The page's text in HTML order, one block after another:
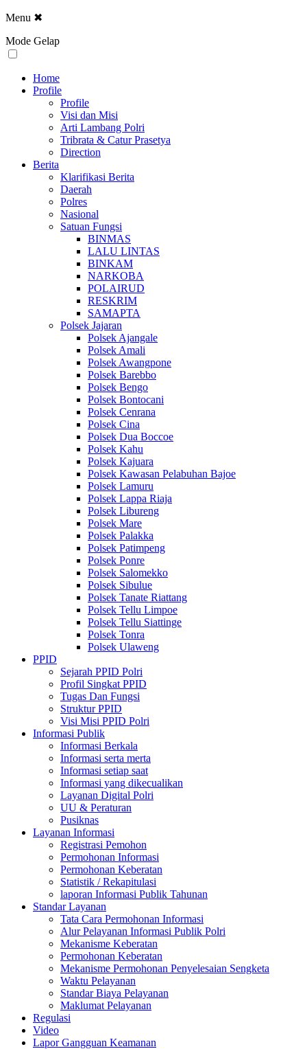
Menu ✖
Mode Gelap
Home
Profile
Profile
Visi dan Misi
Arti Lambang Polri
Tribrata & Catur Prasetya
Direction
Berita
Klarifikasi Berita
Daerah
Polres
Nasional
Satuan Fungsi
BINMAS
LALU LINTAS
BINKAM
NARKOBA
POLAIRUD
RESKRIM
SAMAPTA
Polsek Jajaran
Polsek Ajangale
Polsek Amali
Polsek Awangpone
Polsek Barebbo
Polsek Bengo
Polsek Bontocani
Polsek Cenrana
Polsek Cina
Polsek Dua Boccoe
Polsek Kahu
Polsek Kajuara
Polsek Kawasan Pelabuhan Bajoe
Polsek Lamuru
Polsek Lappa Riaja
Polsek Libureng
Polsek Mare
Polsek Palakka
Polsek Patimpeng
Polsek Ponre
Polsek Salomekko
Polsek Sibulue
Polsek Tanate Riattang
Polsek Tellu Limpoe
Polsek Tellu Siattinge
Polsek Tonra
Polsek Ulaweng
PPID
Sejarah PPID Polri
Profil Singkat PPID
Tugas Dan Fungsi
Struktur PPID
Visi Misi PPID Polri
Informasi Publik
Informasi Berkala
Informasi serta merta
Informasi setiap saat
Informasi yang dikecualikan
Layanan Digital Polri
UU & Peraturan
Pusiknas
Layanan Informasi
Registrasi Pemohon
Permohonan Informasi
Permohonan Keberatan
Statistik / Rekapitulasi
laporan Informasi Publik Tahunan
Standar Layanan
Tata Cara Permohonan Informasi
Alur Pelayanan Informasi Publik Polri
Mekanisme Keberatan
Permohonan Keberatan
Mekanisme Permohonan Penyelesaian Sengketa
Waktu Pelayanan
Standar Biaya Pelayanan
Maklumat Pelayanan
Regulasi
Video
Lapor Gangguan Keamanan